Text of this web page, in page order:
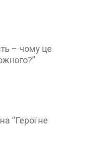
– чому це
“Герої не